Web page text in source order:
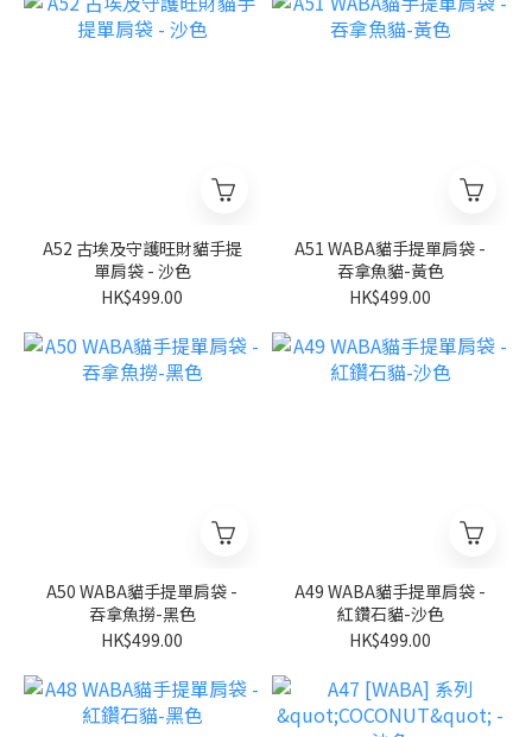
A52 古埃及守護旺財貓手提
單肩袋 - 沙色
HK$499.00
A51 WABA貓手提單肩袋 -
吞拿魚貓-黃色
HK$499.00
A50 WABA貓手提單肩袋 -
吞拿魚撈-黑色
HK$499.00
A49 WABA貓手提單肩袋 -
紅鑽石貓-沙色
HK$499.00